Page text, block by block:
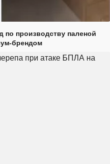
по производству паленой
брендом